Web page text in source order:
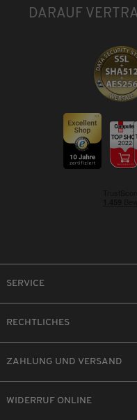
DARAUF
SERVICE
RECHTLICHES
ZAHLUNG UND VERSAND
WIDERRUF ONLINE